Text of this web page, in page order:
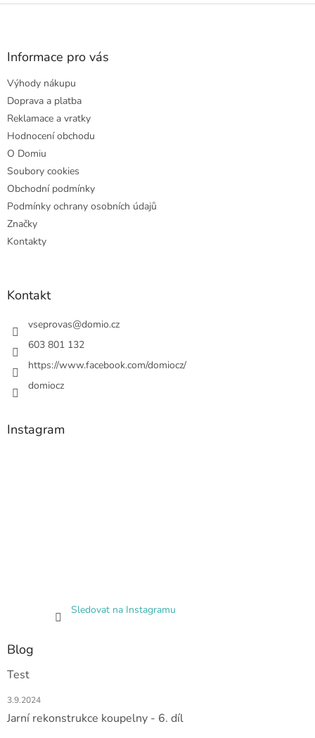
Z
Informace pro vás
Výhody nákupu
Doprava a platba
Reklamace a vratky
Hodnocení obchodu
O Domiu
Soubory cookies
Obchodní podmínky
Podmínky ochrany osobních údajů
Značky
Kontakty
Kontakt
vseprovas@domio.cz
603 801 132
https://www.facebook.com/domiocz/
domiocz
Instagram
Sledovat na Instagramu
Blog
Test
3.9.2024
Jarní rekonstrukce koupelny - 6. díl